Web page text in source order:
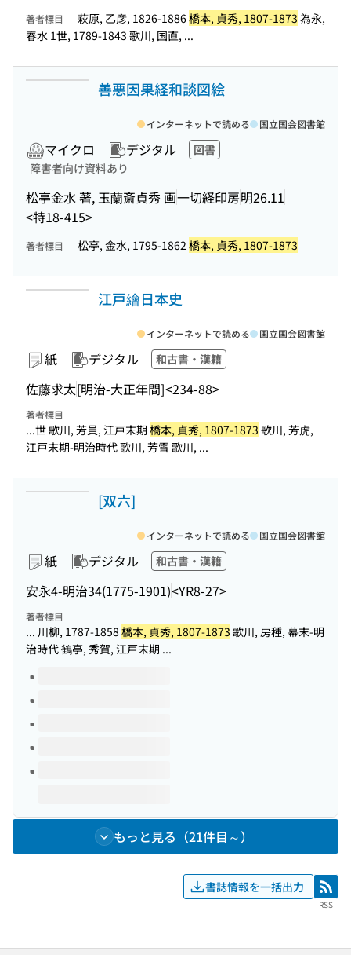
著者標目 萩原, 乙彦, 1826-1886橋本, 貞秀, 1807-1873 為永,
春水 1世, 1789-1843 歌川, 国直, ...
善悪因果経和談図絵
マイクロ デジタル
図書
障害者向け資料あり
松亭金水 著, 玉蘭斎貞秀 画一切経印房明26.11
<特18-415>
インターネットで読める 国立国会図書館
著者標目 松亭, 金水, 1795-1862 橋本, 貞秀, 1807-1873
江戸繪日本史
紙 デジタル 和古書・漢籍
佐藤求太[明治-大正年間]<234-88>
インターネットで読める 国立国会図書館
著者標目
...世 歌川, 芳員, 江戸末期 橋本, 貞秀, 1807-1873 歌川, 芳虎,
江戸末期-明治時代 歌川, 芳雪 歌川, ...
[双六]
紙 デジタル 和古書・漢籍
安永4-明治34(1775-1901)<YR8-27>
インターネットで読める 国立国会図書館
著者標目
... 川柳, 1787-1858 橋本, 貞秀, 1807-1873 歌川, 房種, 幕末-明
治時代 鶴亭, 秀賀, 江戸末期 ...
このタイトルの巻号
もっと見る（21件目～）
書誌情報を一括出力 RSS
RSS